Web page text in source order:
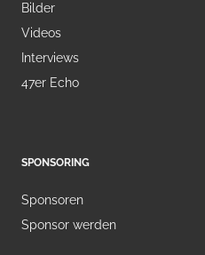
Bilder
Videos
Interviews
47er Echo
SPONSORING
Sponsoren
Sponsor werden